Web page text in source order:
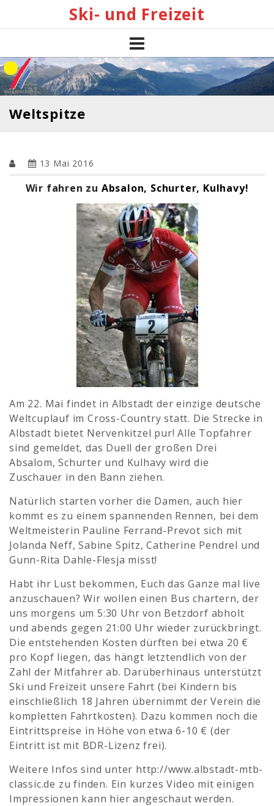
Ski- und Freizeit
Weltspitze
13 Mai 2016
Wir fahren zu Absalon, Schurter, Kulhavy!
Am 22. Mai findet in Albstadt der einzige deutsche
Weltcuplauf im Cross-Country statt. Die Strecke in
Albstadt bietet Nervenkitzel pur! Alle Topfahrer
sind gemeldet, das Duell der großen Drei
Absalom, Schurter und Kulhavy wird die
Zuschauer in den Bann ziehen.
Natürlich starten vorher die Damen, auch hier
kommt es zu einem spannenden Rennen, bei dem
Weltmeisterin Pauline Ferrand-Prevot sich mit
Jolanda Neff, Sabine Spitz, Catherine Pendrel und
Gunn-Rita Dahle-Flesja misst!
Habt ihr Lust bekommen, Euch das Ganze mal live
anzuschauen? Wir wollen einen Bus chartern, der
uns morgens um 5:30 Uhr von Betzdorf abholt
und abends gegen 21:00 Uhr wieder zurückbringt.
Die entstehenden Kosten dürften bei etwa 20 €
pro Kopf liegen, das hängt letztendlich von der
Zahl der Mitfahrer ab. Darüberhinaus unterstützt
Ski und Freizeit unsere Fahrt (bei Kindern bis
einschließlich 18 Jahren übernimmt der Verein die
kompletten Fahrtkosten). Dazu kommen noch die
Eintrittspreise in Höhe von etwa 6-10 € (der
Eintritt ist mit BDR-Lizenz frei).
Weitere Infos sind unter http://www.albstadt-mtb-
classic.de zu finden. Ein kurzes Video mit einigen
Impressionen kann hier angeschaut werden.